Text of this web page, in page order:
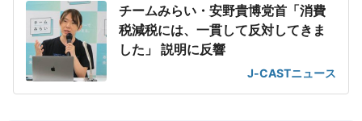
チームみらい・安野貴博党首「消費
税減税には、一貫して反対してきま
した」 説明に反響
J-CASTニュース